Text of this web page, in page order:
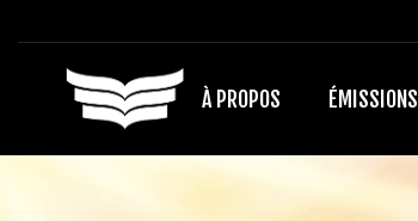
À PROPOS ÉMISSIONS